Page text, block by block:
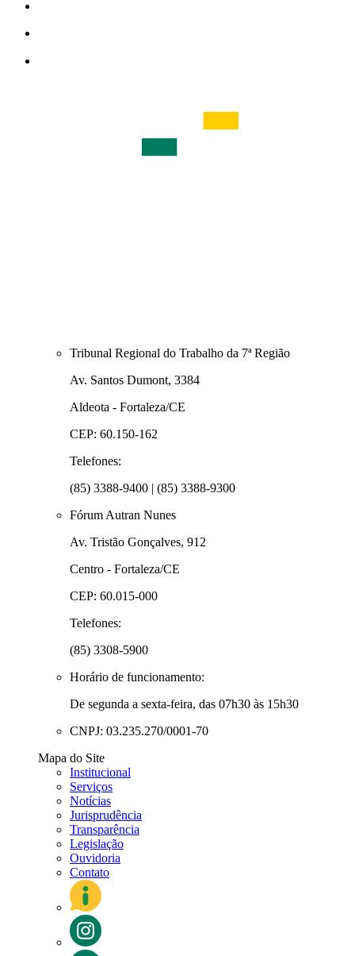
Tribunal Regional do Trabalho da 7ª Região
Av. Santos Dumont, 3384
Aldeota - Fortaleza/CE
CEP: 60.150-162
Telefones:
(85) 3388-9400 | (85) 3388-9300
Fórum Autran Nunes
Av. Tristão Gonçalves, 912
Centro - Fortaleza/CE
CEP: 60.015-000
Telefones:
(85) 3308-5900
Horário de funcionamento:
De segunda a sexta-feira, das 07h30 às 15h30
CNPJ: 03.235.270/0001-70
Mapa do Site
Institucional
Serviços
Notícias
Jurisprudência
Transparência
Legislação
Ouvidoria
Contato